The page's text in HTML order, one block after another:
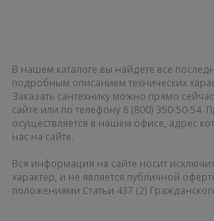
В нашем каталоге вы найдете все
подробным описанием технических
Заказать сантехнику можно прямо
сайте или по телефону 8 (800) 350-50-54.
осуществляется в нашем офисе, адрес
нас на сайте.
Вся информация на сайте носит
характер, и не является публичной
положениями Статьи 437 (2)